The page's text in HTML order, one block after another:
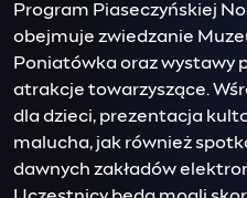
Program Piaseczyńskiej
obejmuje zwiedzanie
Poniatówka oraz wystawy
atrakcje towarzyszące.
dla dzieci, prezentacja
malucha, jak również
dawnych zakładów